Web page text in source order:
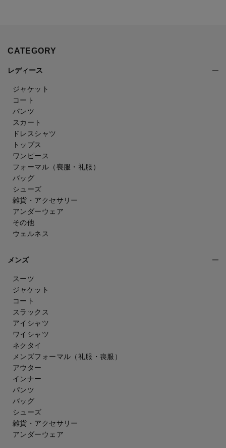
CATEGORY
レディース
ジャケット
コート
パンツ
スカート
ドレスシャツ
トップス
ワンピース
フォーマル（喪服・礼服）
バッグ
シューズ
雑貨・アクセサリー
アンダーウェア
その他
ウェルネス
メンズ
スーツ
ジャケット
コート
スラックス
アイシャツ
ワイシャツ
ネクタイ
メンズフォーマル （礼服・喪服）
アウター
インナー
パンツ
バッグ
シューズ
雑貨・アクセサリー
アンダーウェア